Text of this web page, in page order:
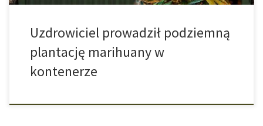
Uzdrowiciel prowadził podziemną
plantację marihuany w
kontenerze